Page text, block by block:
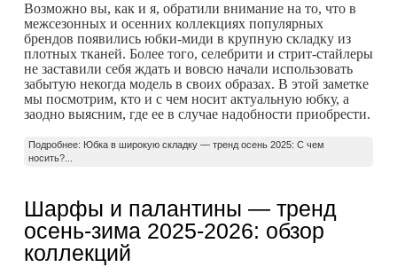
Возможно вы, как и я, обратили внимание на то, что в
межсезонных и осенних коллекциях популярных
брендов появились юбки-миди в крупную складку из
плотных тканей. Более того, селебрити и стрит-стайлеры
не заставили себя ждать и вовсю начали использовать
забытую некогда модель в своих образах. В этой заметке
мы посмотрим, кто и с чем носит актуальную юбку, а
заодно выясним, где ее в случае надобности приобрести.
Подробнее: Юбка в широкую складку — тренд осень 2025: С чем
носить?...
Шарфы и палантины — тренд
осень-зима 2025-2026: обзор
коллекций